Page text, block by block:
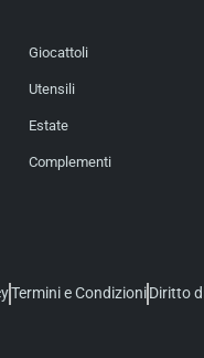
Giocattoli
Utensili
Estate
Complementi
Termini e CondizioniDiritto